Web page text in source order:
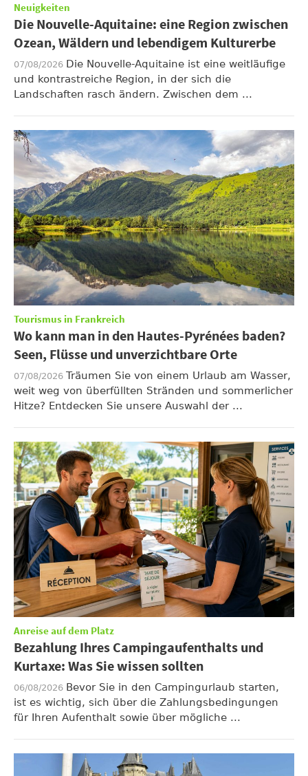
Neuigkeiten
Die Nouvelle-Aquitaine: eine Region zwischen
Ozean, Wäldern und lebendigem Kulturerbe
07/08/2026 Die Nouvelle-Aquitaine ist eine weitläufige
und kontrastreiche Region, in der sich die
Landschaften rasch ändern. Zwischen dem ...
Tourismus in Frankreich
Wo kann man in den Hautes-Pyrénées baden?
Seen, Flüsse und unverzichtbare Orte
07/08/2026 Träumen Sie von einem Urlaub am Wasser,
weit weg von überfüllten Stränden und sommerlicher
Hitze? Entdecken Sie unsere Auswahl der ...
Anreise auf dem Platz
Bezahlung Ihres Campingaufenthalts und
Kurtaxe: Was Sie wissen sollten
06/08/2026 Bevor Sie in den Campingurlaub starten,
ist es wichtig, sich über die Zahlungsbedingungen
für Ihren Aufenthalt sowie über mögliche ...